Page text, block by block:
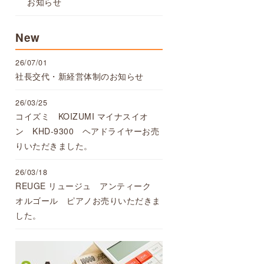
New
26/07/01
社長交代・新経営体制のお知らせ
26/03/25
コイズミ KOIZUMI マイナスイオ
ン KHD-9300 ヘアドライヤーお売
りいただきました。
26/03/18
REUGE リュージュ アンティーク
オルゴール ピアノお売りいただきま
した。